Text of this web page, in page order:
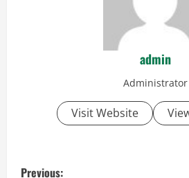
admin
Administrator
Visit Website
P
Previous: